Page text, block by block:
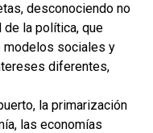
desconociendo no
la política, que
modelos sociales y
diferentes,
la primarización
las economías